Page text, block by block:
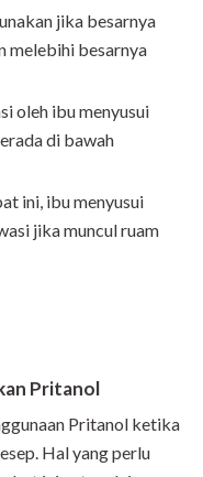
jika besarnya
melebihi besarnya
oleh ibu menyusui
di bawah
ini, ibu menyusui
jika muncul ruam
Pritanol
Pritanol ketika
Hal yang perlu